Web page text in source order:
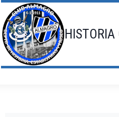
Saltar
al
contenido